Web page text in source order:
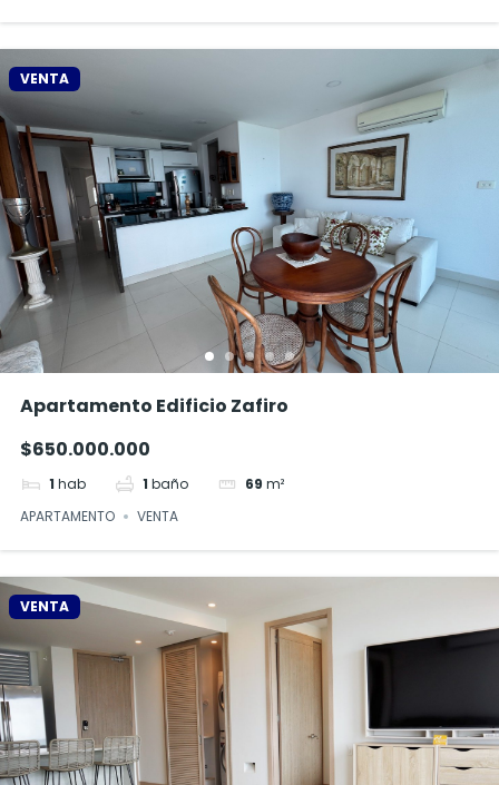
VENTA
Apartamento Edificio Zafiro
$650.000.000
1 hab 1 baño 69 m²
APARTAMENTO
VENTA
VENTA